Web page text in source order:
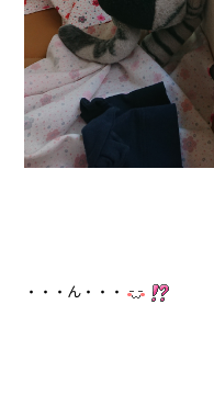
・・・ん・・・